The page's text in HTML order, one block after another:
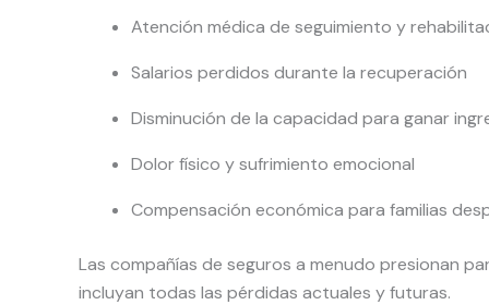
Atención médica de seguimiento y
Salarios perdidos durante la recuperación
Disminución de la capacidad para ganar
Dolor físico y sufrimiento emocional
Compensación económica para familias
Las compañías de seguros a menudo presionan
incluyan todas las pérdidas actuales y futuras.